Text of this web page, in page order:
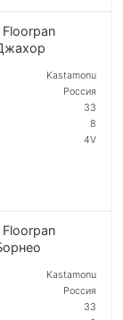
Kastamonu
Россия
33
8
4V
Kastamonu
Россия
33